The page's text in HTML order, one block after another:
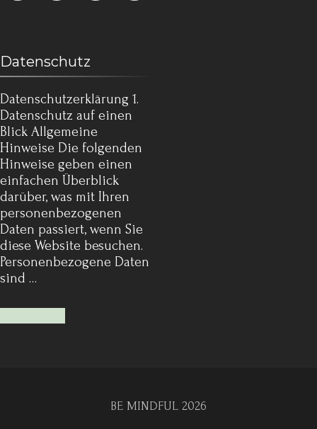
Datenschutz
Datenschutz­erklärung 1.
Datenschutz auf einen
Blick Allgemeine
Hinweise Die folgenden
Hinweise geben einen
einfachen Überblick
darüber, was mit Ihren
personenbezogenen
Daten passiert, wenn Sie
diese Website besuchen.
Personenbezogene Daten
sind …
BE MINDFUL 2026